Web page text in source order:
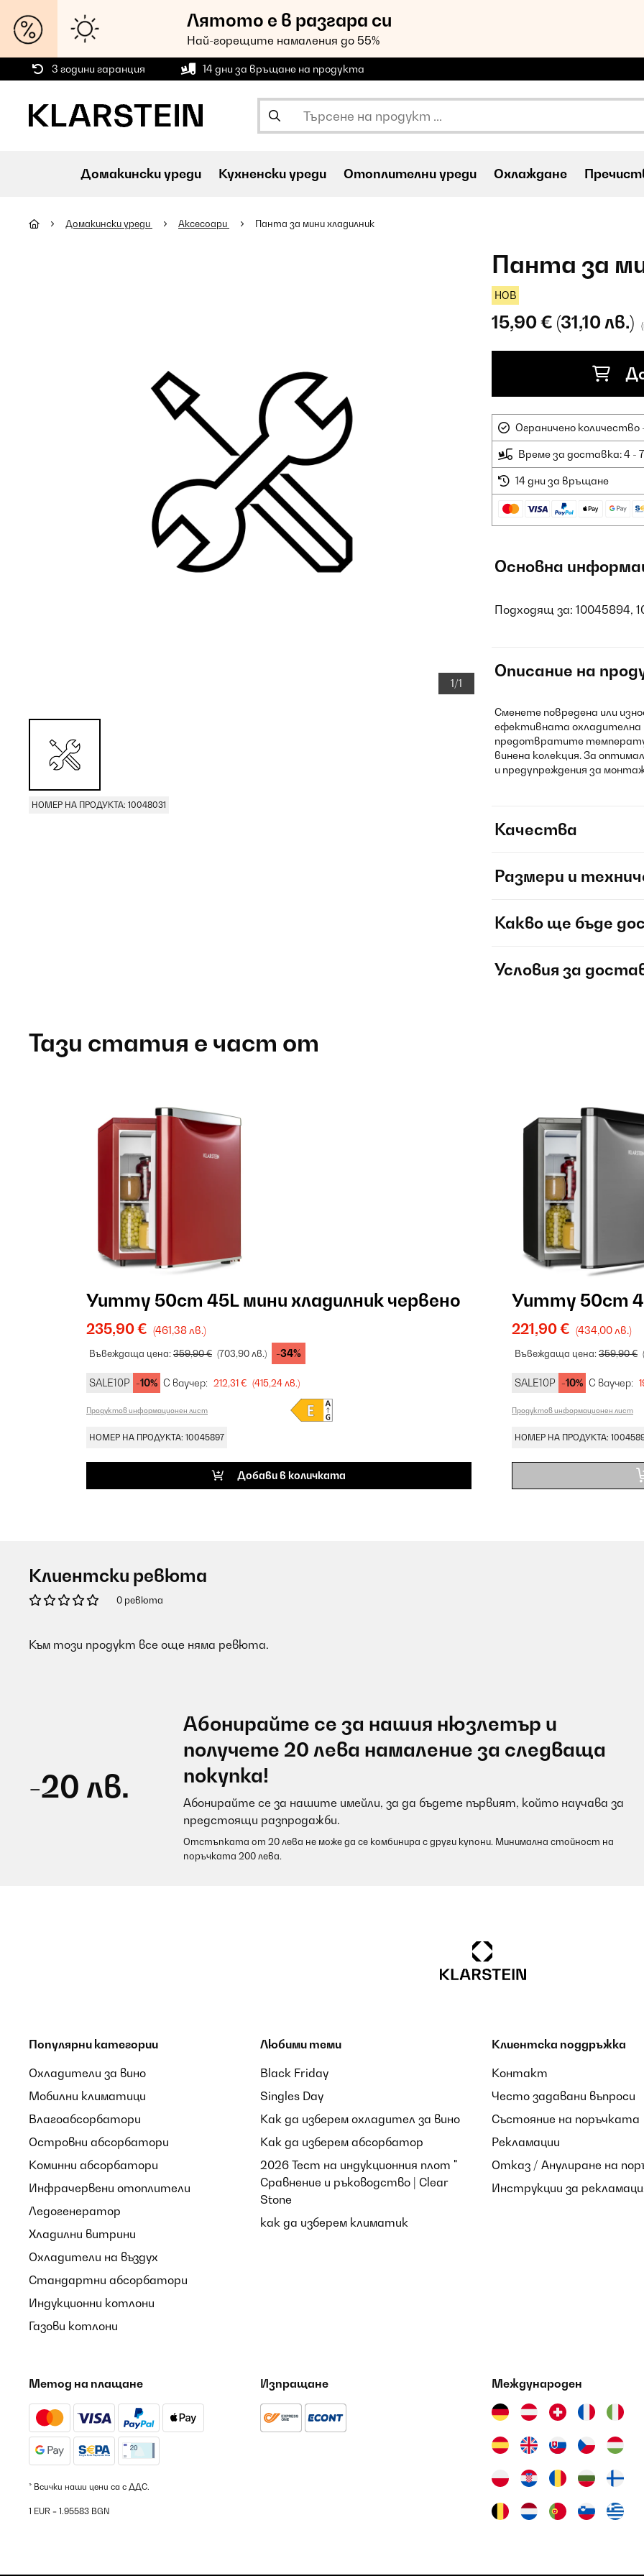
Лятото е в разгара си
Най-горещите намаления до 55%
3 години гаранция 14 дни за връщане на продукта
Домакински уреди Кухненски уреди Oтоплителни уреди Охлаждане
Домакински уреди Аксесоари Панта за мини хладилник
1/1
НОМЕР НА ПРОДУКТА: 10048031
Панта за
НОВ
15,90 € (31,10 лв.)
Ограничено количество
Време за доставка: 4 -
14 дни за връщане
Основна
Подходящ за: 10045894,
Описание на
Сменете повредена или
ефективната охладителна
предотвратите
винена колекция. За
и предупреждения за
Качества
Размери и
Какво ще бъде
Условия за
Тази статия е част от
Yummy 50cm 45L мини хладилник червено
235,90 € (461,38 лв.)
Въвеждаща цена:359,90 € (703,90 лв.) -34%
SALE10P -10% С ваучер: 212,31 € (415,24 лв.)
Продуктов информационен лист
НОМЕР НА ПРОДУКТА: 10045897
Добави в количката
Yummy 50cm
221,90 € (434,00 лв.)
Въвеждаща цена:359,90 €
SALE10P -10% С ваучер:
Продуктов информационен лист
НОМЕР НА ПРОДУКТА:
Клиентски ревюта
0 ревюта
Към този продукт все още няма ревюта.
-20 лв.
Абонирайте се за нашия нюзлетър и
получете 20 лева намаление за следваща
покупка!
Абонирайте се за нашите имейли, за да бъдете първият, който научава за
предстоящи разпродажби.
Отстъпката от 20 лева не може да се комбинира с други купони. Минимална стойност на
поръчката 200 лева.
Популярни категории
Охладители за вино
Мобилни климатици
Влагоабсорбатори
Островни абсорбатори
Коминни абсорбатори
Инфрачервени отоплители
Ледогенератор
Хладилни витрини
Охладители на въздух
Стандартни абсорбатори
Индукционни котлони
Газови котлони
Любими теми
Black Friday
Singles Day
Как да изберем охладител за вино
Как да изберем абсорбатор
2026 Тест на индукционния плот "
Сравнение и ръководство | Clear
Stone
как да изберем климатик
Клиентска поддръжка
Контакт
Често задавани въпроси
Състояние на поръчката
Рекламации
Отказ / Анулиране на
Инструкции за
Метод на плащане
* Всички наши цени са с ДДС.
1 EUR = 1.95583 BGN
Изпращане Международен